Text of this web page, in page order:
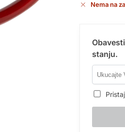
Nema na
stanju.